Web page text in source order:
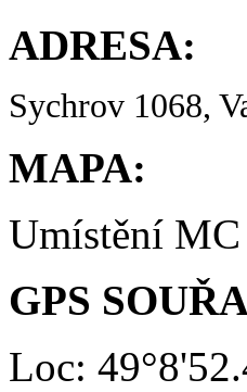
ADRESA:
Sychrov 1068,
MAPA:
Umístění
GPS
Loc: